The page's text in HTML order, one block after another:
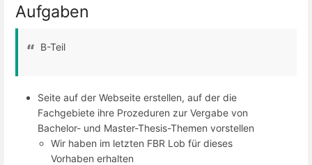
Aufgaben
B-Teil
Seite auf der Webseite erstellen, auf der die
Fachgebiete ihre Prozeduren zur Vergabe von
Bachelor- und Master-Thesis-Themen vorstellen
Wir haben im letzten FBR Lob für dieses
Vorhaben erhalten